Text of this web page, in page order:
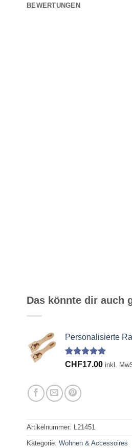
BEWERTUNGEN
Das könnte dir auch
Personalisierte
Bewertet
basierend
auf
4
Kundenbewertungen
CHF17.00 inkl.
Artikelnummer: L21451
Kategorie: Wohnen & Accessoires